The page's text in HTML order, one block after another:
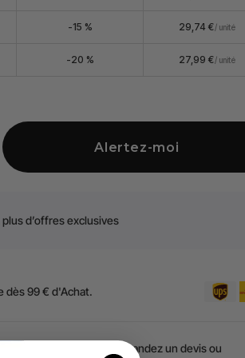
: Le vinyle thermocollant à paillettes PET peut être
: Multi-usages, idéal pour personnaliser vos t-shirts,
-15 % 29,74 €/ unité
-20 % 27,99 €/ unité
Alertez-moi
d’offres exclusives
dès 99 € d'Achat.
et secteur public ? Demandez un devis ou